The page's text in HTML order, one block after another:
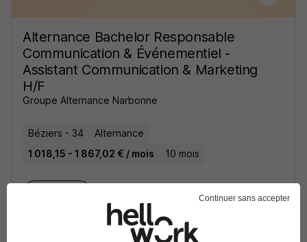
Alternance Bachelor Responsable
Communication & Événementiel -
Assistant Communication & Marketing
H/F
Groupe Alternance Narbonne
Béziers - 34
Alternance
1 018,15 - 1 867,02 € / mois
10 mois
il y a 16 jours
Continuer sans accepter